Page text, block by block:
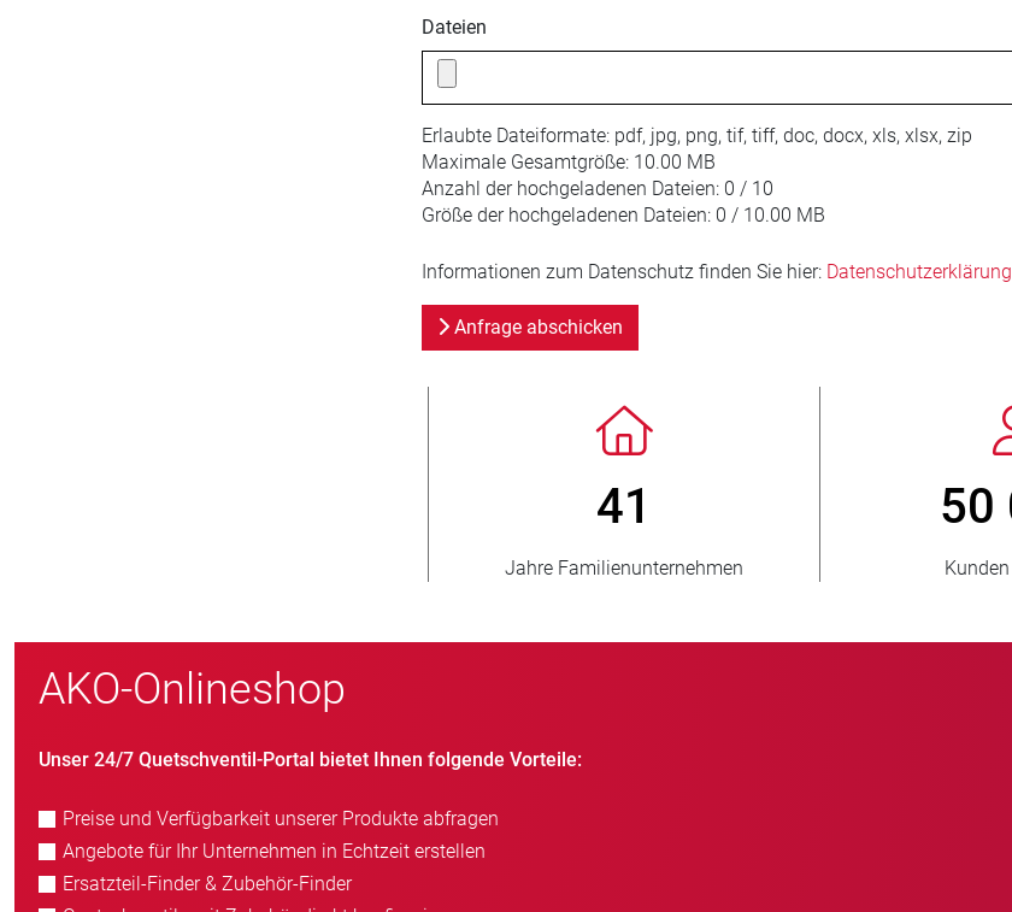
Dateien
Erlaubte Dateiformate: pdf, jpg, png, tif, tiff, doc, docx, xls, xlsx, zip
Maximale Gesamtgröße: 10.00 MB
Anzahl der hochgeladenen Dateien: 0 / 10
Größe der hochgeladenen Dateien: 0 / 10.00 MB
Informationen zum Datenschutz finden Sie hier: Datenschutzerklärung
Anfrage abschicken
verkaufte Einheiten
AKO-Onlineshop
Unser 24/7 Quetschventil-Portal bietet Ihnen folgende Vorteile:
Preise und Verfügbarkeit unserer Produkte abfragen
Angebote für Ihr Unternehmen in Echtzeit erstellen
Ersatzteil-Finder & Zubehör-Finder